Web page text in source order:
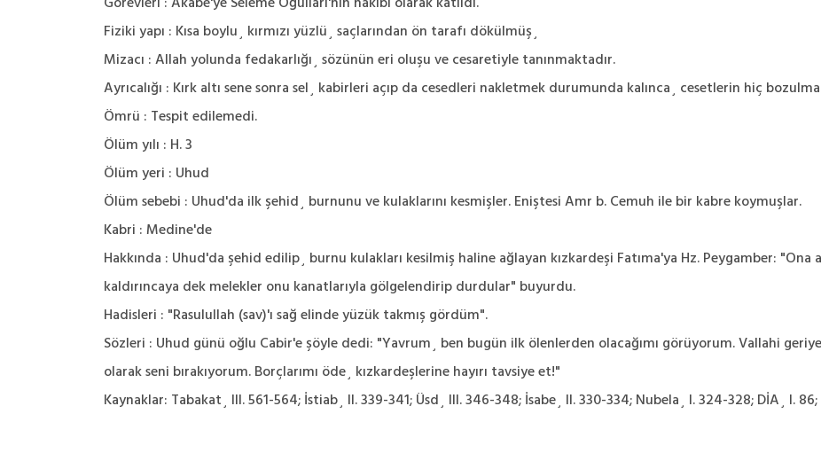
Fiziki yapı : Kısa boylu¸ kırmızı yüzlü¸ saçlarından ön tarafı dökülmüş¸
Mizacı : Allah yolunda fedakarlığı¸ sözünün eri oluşu ve cesaretiyle tanınmaktadır.
Ayrıcalığı : Kırk altı sene sonra sel¸ kabirleri açıp da cesedleri nakletmek durumunda kalınca¸ cesetlerin hiç
Ömrü : Tespit edilemedi.
Ölüm yılı : H. 3
Ölüm yeri : Uhud
Ölüm sebebi : Uhud'da ilk şehid¸ burnunu ve kulaklarını kesmişler. Eniştesi Amr b. Cemuh ile bir kabre koymuşlar.
Kabri : Medine'de
Hakkında : Uhud'da şehid edilip¸ burnu kulakları kesilmiş haline ağlayan kızkardeşi Fatıma'ya Hz. Peygamber: "Ona
kaldırıncaya dek melekler onu kanatlarıyla gölgelendirip durdular" buyurdu.
Hadisleri : "Rasulullah (sav)'ı sağ elinde yüzük takmış gördüm".
Sözleri : Uhud günü oğlu Cabir'e şöyle dedi: "Yavrum¸ ben bugün ilk ölenlerden olacağımı görüyorum. Vallahi
olarak seni bırakıyorum. Borçlarımı öde¸ kızkardeşlerine hayırı tavsiye et!"
Kaynaklar: Tabakat¸ III. 561-564; İstiab¸ II. 339-341; Üsd¸ III. 346-348; İsabe¸ II. 330-334; Nubela¸ I. 324-328; DİA¸ I.